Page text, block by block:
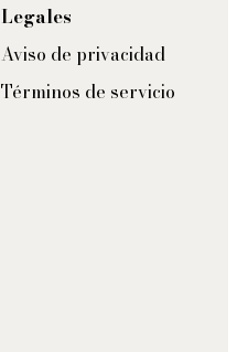
Legales
Aviso de privacidad
Términos de servicio